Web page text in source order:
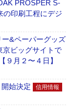
PROSPER S-
印刷工程にデジ
&ペーパーグッズ
京ビッグサイトで
９月２〜４日】
始決定 信用情報